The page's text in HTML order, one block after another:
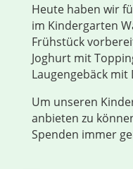
Heute haben wir
im Kindergarten
Frühstück
Joghurt mit
Laugengebäck mit
Um unseren
anbieten zu
Spenden immer